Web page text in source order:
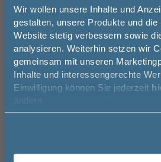
Wir wollen unsere Inhalte und
gestalten, unsere Produkte und die
Website stetig verbessern sowie
analysieren. Weiterhin setzen wir
gemeinsam mit unseren
Inhalte und interessengerechte
Einwilligung können Sie jederzeit
ändern.
In den
Artikel
Jetzt 50 €
Melde Sie sich hier
Newsletter an und
50€* auf Ihre
Vorname